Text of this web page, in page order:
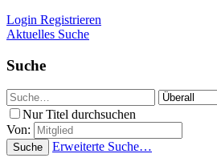
Login Registrieren
Aktuelles Suche
Suche
Nur Titel durchsuchen
Von:
Suche Erweiterte Suche…